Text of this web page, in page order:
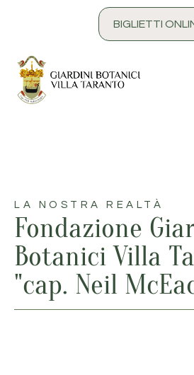
BIGLIETTI
LA NOSTRA REALTÀ
Fondazione
Botanici Villa
"cap. Neil